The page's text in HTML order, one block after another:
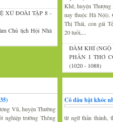
XỨ ĐOÀI TẬP 8 -
Chủ tịch Hội Nhà
Khê, huyện
nay thuộc Hà Nội).
Thị Thái, con gái
20 tuổi,...
ĐÀM KHÍ (NGỘ
PHẦN I THƠ
(1020 - 1088)
Vũ, huyện Thường
nghiệp trường Thông
Cô dâu bật khóc
từ ngữ thần thánh,